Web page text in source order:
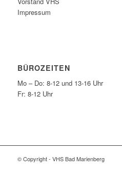
Impressum
BÜROZEITEN
Mo – Do: 8-12 und 13-16 Uhr
Fr: 8-12 Uhr
© Copyright - VHS Bad Marienberg